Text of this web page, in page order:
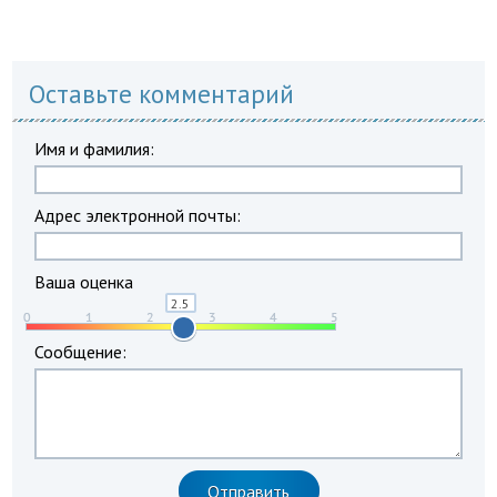
Оставьте комментарий
Имя и фамилия:
Адрес электронной почты:
Ваша оценка
Сообщение: